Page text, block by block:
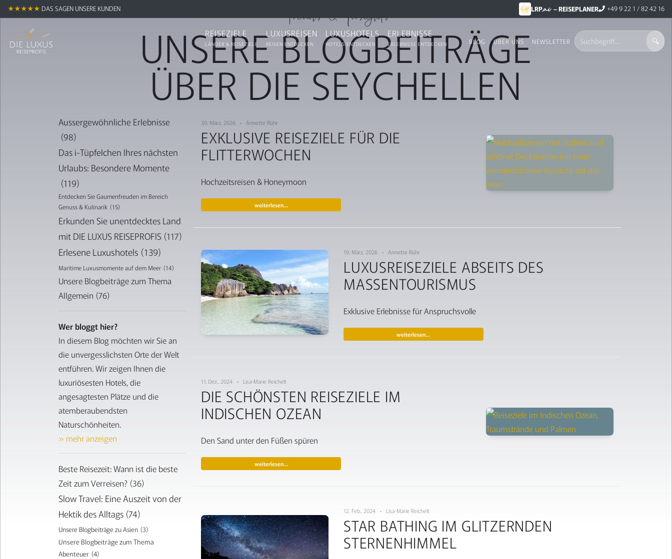
★★★★★ DAS SAGEN UNSERE KUNDEN LRP.ai – REISEPLANER +49 9 22 1 / 82 42 16
REISEZIELE
LÄNDER & REISEZIELE
LUXUSREISEN
REISEN ENTDECKEN
LUXUSHOTELS
HOTELS ENTDECKEN
ERLEBNISSE
ERLEBNISSE ENTDECKEN BLOG ÜBER UNS NEWSLETTER
Trends & Insights
UNSERE BLOGBEITRÄGE
ÜBER DIE SEYCHELLEN
30. März. 2026 • Annette Rühr
EXKLUSIVE REISEZIELE FÜR DIE
FLITTERWOCHEN
Hochzeitsreisen & Honeymoon
weiterlesen…
19. März. 2026 • Annette Rühr
LUXUSREISEZIELE ABSEITS DES
MASSENTOURISMUS
Exklusive Erlebnisse für Anspruchsvolle
weiterlesen…
11. Dez.. 2024 • Lisa-Marie Reichelt
DIE SCHÖNSTEN REISEZIELE IM
INDISCHEN OZEAN
Den Sand unter den Füßen spüren
weiterlesen…
12. Feb.. 2024 • Lisa-Marie Reichelt
STAR BATHING IM GLITZERNDEN
STERNENHIMMEL
Aussergewöhnliche Erlebnisse
(98)
Das i-Tüpfelchen Ihres nächsten
Urlaubs: Besondere Momente
(119)
Entdecken Sie Gaumenfreuden im Bereich
Genuss & Kulinarik (15)
Erkunden Sie unentdecktes Land
mit DIE LUXUS REISEPROFIS (117)
Erlesene Luxushotels (139)
Maritime Luxusmomente auf dem Meer (14)
Unsere Blogbeiträge zum Thema
Allgemein (76)
Wer bloggt hier?
In diesem Blog möchten wir Sie an
die unvergesslichsten Orte der Welt
entführen. Wir zeigen Ihnen die
luxuriösesten Hotels, die
angesagtesten Plätze und die
atemberaubendsten
Naturschönheiten.
» mehr anzeigen
Beste Reisezeit: Wann ist die beste
Zeit zum Verreisen? (36)
Slow Travel: Eine Auszeit von der
Hektik des Alltags (74)
Unsere Blogbeiträge zu Asien (3)
Unsere Blogbeiträge zum Thema
Abenteuer (4)